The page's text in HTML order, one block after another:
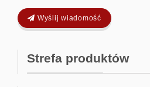
Wyślij wiadomość
Strefa produktów